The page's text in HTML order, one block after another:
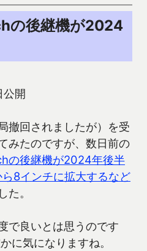
の後継機が2024
開
撤回されましたが）を受
みたのですが、数日前の
の後継機が2024年後半
8インチに拡大するなど
た。
で良いとは思うのです
に気になりますね。